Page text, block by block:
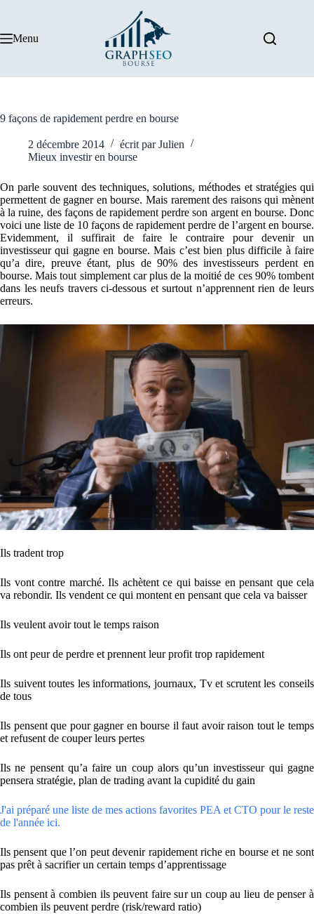
Menu
9 façons de rapidement perdre en bourse
2 décembre 2014 écrit par Julien
Mieux investir en bourse
On parle souvent des techniques, solutions, méthodes et stratégies qui
permettent de gagner en bourse. Mais rarement des raisons qui mènent
à la ruine, des façons de rapidement perdre son argent en bourse. Donc
voici une liste de 10 façons de rapidement perdre de l’argent en bourse.
Evidemment, il suffirait de faire le contraire pour devenir un
investisseur qui gagne en bourse. Mais c’est bien plus difficile à faire
qu’a dire, preuve étant, plus de 90% des investisseurs perdent en
bourse. Mais tout simplement car plus de la moitié de ces 90% tombent
dans les neufs travers ci-dessous et surtout n’apprennent rien de leurs
erreurs.
Ils tradent trop
Ils vont contre marché. Ils achètent ce qui baisse en pensant que cela
va rebondir. Ils vendent ce qui montent en pensant que cela va baisser
Ils veulent avoir tout le temps raison
Ils ont peur de perdre et prennent leur profit trop rapidement
Ils suivent toutes les informations, journaux, Tv et scrutent les conseils
de tous
Ils pensent que pour gagner en bourse il faut avoir raison tout le temps
et refusent de couper leurs pertes
Ils ne pensent qu’a faire un coup alors qu’un investisseur qui gagne
pensera stratégie, plan de trading avant la cupidité du gain
J'ai préparé une liste de mes actions favorites PEA et CTO pour le reste
de l'année ici.
Ils pensent que l’on peut devenir rapidement riche en bourse et ne sont
pas prêt à sacrifier un certain temps d’apprentissage
Ils pensent à combien ils peuvent faire sur un coup au lieu de penser à
combien ils peuvent perdre (risk/reward ratio)